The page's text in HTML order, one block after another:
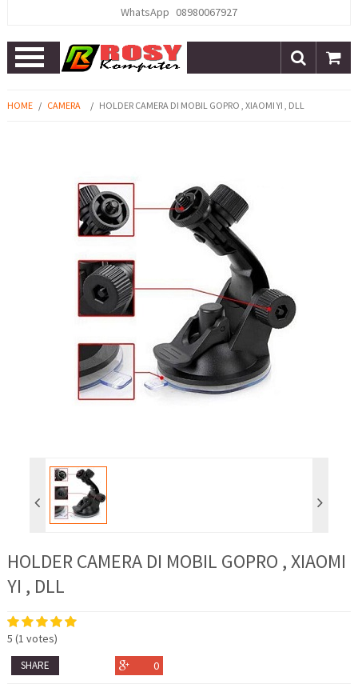
WhatsApp 08980067927
Open
Menu
HOME / CAMERA / HOLDER CAMERA DI MOBIL GOPRO , XIAOMI YI , DLL
HOLDER CAMERA DI MOBIL GOPRO , XIAOMI
YI , DLL
5 (1 votes)
SHARE 0